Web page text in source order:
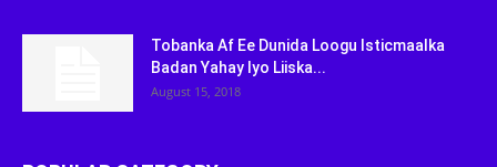
Tobanka Af Ee Dunida Loogu Isticmaalka
Badan Yahay Iyo Liiska...
August 15, 2018